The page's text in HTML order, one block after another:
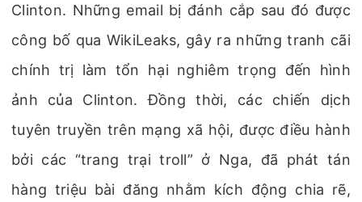
Clinton. Những email bị đánh cắp sau đó được
công bố qua WikiLeaks, gây ra những tranh cãi
chính trị làm tổn hại nghiêm trọng đến hình
ảnh của Clinton. Đồng thời, các chiến dịch
tuyên truyền trên mạng xã hội, được điều hành
bởi các “trang trại troll” ở Nga, đã phát tán
hàng triệu bài đăng nhằm kích động chia rẽ,